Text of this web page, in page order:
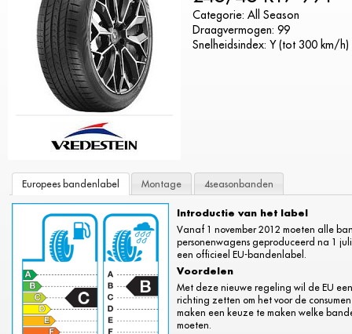
Categorie: All Season
Draagvermogen: 99
Snelheidsindex: Y (tot 300 km/h)
Europees bandenlabel Montage 4seasonbanden
Introductie van het label
Vanaf 1 november 2012 moeten alle
personenwagens geproduceerd na 1
een officieel EU-bandenlabel.
Voordelen
Met deze nieuwe regeling wil de EU
richting zetten om het voor de
maken een keuze te maken welke
moeten.